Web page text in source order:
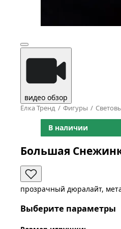
видео обзор
Ёлка Тренд Фигуры
В наличии
Большая
прозрачный дюралайт,
Выберите параметры